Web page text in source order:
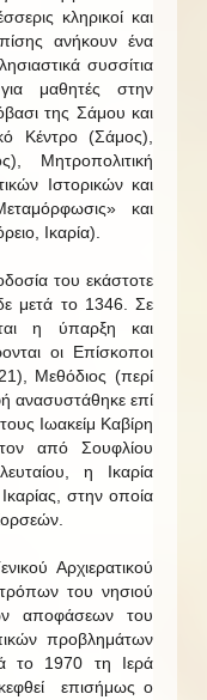
κληρικοί και
ανήκουν ένα
συσσίτια
μαθητές στην
της Σάμου και
Κέντρο (Σάμος),
Μητροπολιτική
Ιστορικών και
και
Ικαρία).
του εκάστοτε
μετά το 1346. Σε
η ύπαρξη και
οι Επίσκοποι
Μεθόδιος (περί
ανασυστάθηκε επί
Ιωακείμ Καβίρη
από Σουφλίου
η Ικαρία
στην οποία
Αρχιερατικού
του νησιού
αποφάσεων του
προβλημάτων
το 1970 τη Ιερά
επισήμως ο